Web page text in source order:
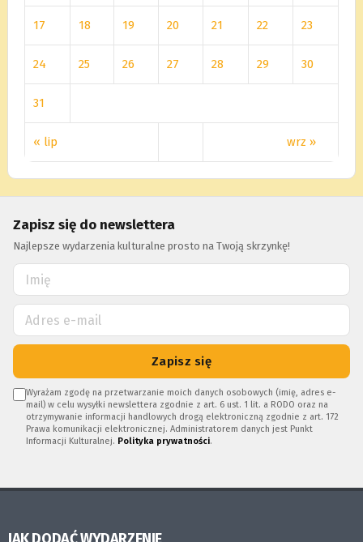
« lip wrz »
17 18 19 20 21 22 23
24 25 26 27 28 29 30
31
Zapisz się do newslettera
Najlepsze wydarzenia kulturalne prosto na Twoją skrzynkę!
Zapisz się
Wyrażam zgodę na przetwarzanie moich danych osobowych (imię, adres e-
mail) w celu wysyłki newslettera zgodnie z art. 6 ust. 1 lit. a RODO oraz na
otrzymywanie informacji handlowych drogą elektroniczną zgodnie z art. 172
Prawa komunikacji elektronicznej. Administratorem danych jest Punkt
Informacji Kulturalnej. Polityka prywatności.